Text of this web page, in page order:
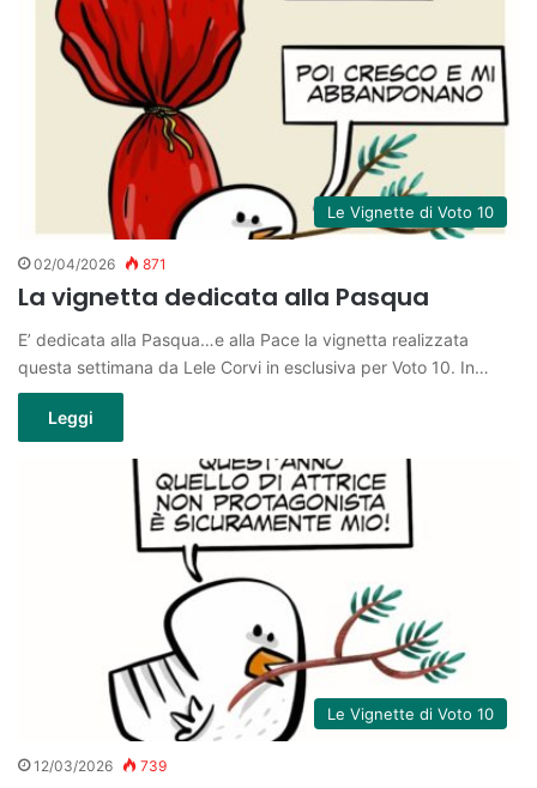
Le Vignette di Voto 10
02/04/2026 871
La vignetta dedicata alla Pasqua
E’ dedicata alla Pasqua…e alla Pace la vignetta realizzata
questa settimana da Lele Corvi in esclusiva per Voto 10. In…
Leggi
Le Vignette di Voto 10
12/03/2026 739